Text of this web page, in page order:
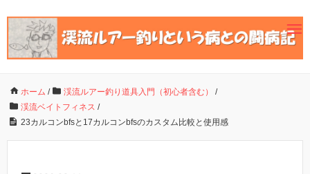
ホーム / 渓流ルアー釣り道具入門（初心者含む）
/
渓流ベイトフィネス /
23カルコンbfsと17カルコンbfsのカスタム比較と使用感